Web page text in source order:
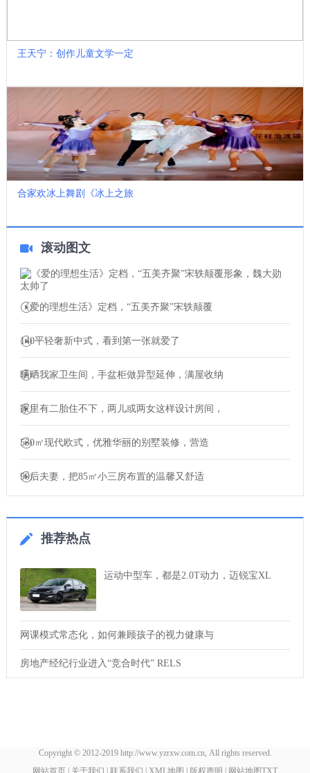
王天宁：创作儿童文学一定
合家欢冰上舞剧《冰上之旅
滚动图文
《爱的理想生活》定档，“五美齐聚”宋轶颠覆
140平轻奢新中式，看到第一张就爱了
晒晒我家卫生间，手盆柜做异型延伸，满屋收纳
家里有二胎住不下，两儿或两女这样设计房间，
530㎡现代欧式，优雅华丽的别墅装修，营造
90后夫妻，把85㎡小三房布置的温馨又舒适
推荐热点
运动中型车，都是2.0T动力，迈锐宝XL
网课模式常态化，如何兼顾孩子的视力健康与
房地产经纪行业进入“竞合时代” RELS
Copyright © 2012-2019 http://www.yzrxw.com.cn, All rights reserved.
网站首页
关于我们 联系我们 XML地图 版权声明 网站地图TXT